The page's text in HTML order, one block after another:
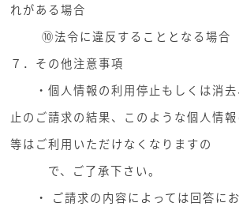
れがある場合
⑩法令に違反することとなる場合
７．その他注意事項
・個人情報の利用停止もしくは消去
止のご請求の結果、このような個人情
等はご利用いただけなくなりますの
で、ご了承下さい。
・ ご請求の内容によっては回答に